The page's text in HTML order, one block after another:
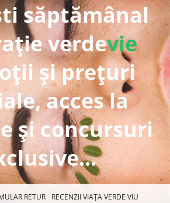
săptămânal
verdevie
și prețuri
acces la
și concursuri
RETUR
RECENZII VIAȚA VERDE VIU